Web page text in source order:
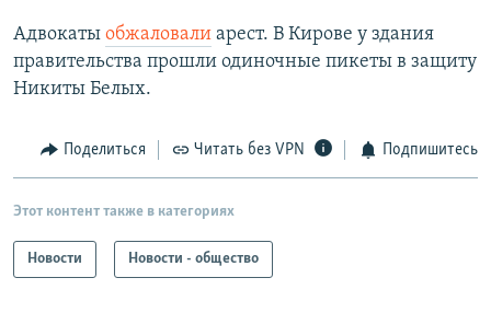
Адвокаты обжаловали арест. В Кирове у здания
правительства прошли одиночные пикеты в защиту
Никиты Белых.
Поделиться Читать без VPN Подпишитесь
Этот контент также в категориях
Новости Новости - общество